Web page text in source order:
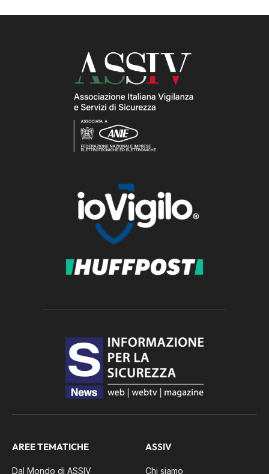
AREE TEMATICHE
Dal Mondo di ASSIV
ASSIV
Chi siamo